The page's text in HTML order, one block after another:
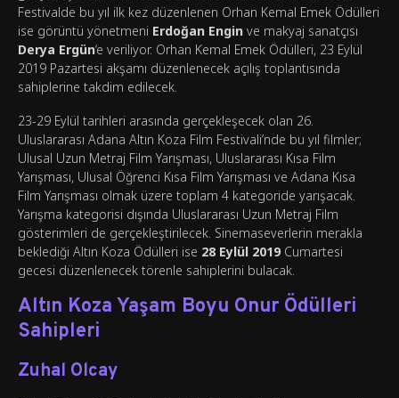
Festivalde bu yıl ilk kez düzenlenen Orhan Kemal Emek Ödülleri
ise görüntü yönetmeni Erdoğan Engin ve makyaj sanatçısı
Derya Ergün‘e veriliyor. Orhan Kemal Emek Ödülleri, 23 Eylül
2019 Pazartesi akşamı düzenlenecek açılış toplantısında
sahiplerine takdim edilecek.
23-29 Eylül tarihleri arasında gerçekleşecek olan 26.
Uluslararası Adana Altın Koza Film Festivali’nde bu yıl filmler;
Ulusal Uzun Metraj Film Yarışması, Uluslararası Kısa Film
Yarışması, Ulusal Öğrenci Kısa Film Yarışması ve Adana Kısa
Film Yarışması olmak üzere toplam 4 kategoride yarışacak.
Yarışma kategorisi dışında Uluslararası Uzun Metraj Film
gösterimleri de gerçekleştirilecek. Sinemaseverlerin merakla
beklediği Altın Koza Ödülleri ise 28 Eylül 2019Cumartesi
gecesi düzenlenecek törenle sahiplerini bulacak.
Altın Koza Yaşam Boyu Onur Ödülleri
Sahipleri
Zuhal Olcay